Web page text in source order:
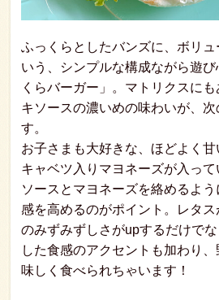
ふっくらとしたバンズに、ボリ
いう、シンプルな構成ながら遊
くらバーガー」。マトリクスに
キソースの濃いめの味わいが、
す。
お子さまも大好きな、ほどよく
キャベツ入りマヨネーズが入っ
ソースとマヨネーズを絡めるよ
感を高めるのがポイント。レタ
のみずみずしさがupするだけで
した食感のアクセントも加わり
味しく食べられちゃいます！